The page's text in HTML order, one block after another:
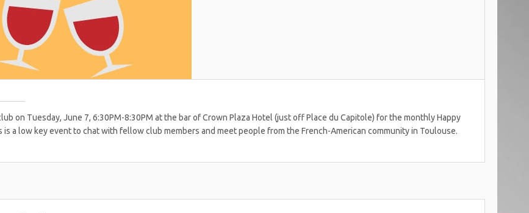
on Tuesday, June 7, 6:30PM-8:30PM at the bar of Crown Plaza Hotel (just off Place du Capitole) for the monthly Happy
is a low key event to chat with fellow club members and meet people from the French-American community in Toulouse.